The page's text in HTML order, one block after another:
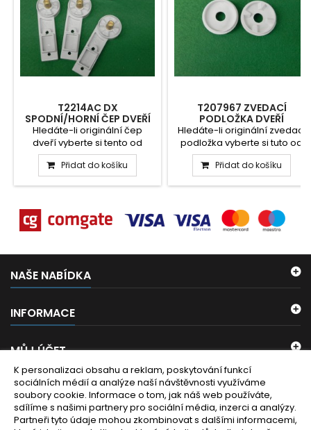
T2214AC DX
SPODNÍ/HORNÍ ČEP DVEŘÍ
SPRCHOVÉHO KOUTU IDEAL
STANDARD
Hledáte-li originální čep
dveří vyberte si tento od
značky Ideal Standard a...
Přidat do košíku
T207967 ZVEDACÍ
PODLOŽKA DVEŘÍ
SPRCHOVÉHO KOUTU IDEAL
STANDARD
Hledáte-li originální zvedací
podložka vyberte si tuto od
značky Ideal...
Přidat do košíku
NAŠE NABÍDKA
INFORMACE
MŮJ ÚČET
KONTAKT
ODBĚR NOVINEK
K personalizaci obsahu a reklam, poskytování funkcí
sociálních médií a analýze naší návštěvnosti využíváme
soubory cookie. Informace o tom, jak náš web používáte,
sdílíme s našimi partnery pro sociální média, inzerci a analýzy.
Partneři tyto údaje mohou zkombinovat s dalšími informacemi,